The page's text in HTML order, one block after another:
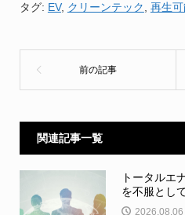
タグ: EV, クリーンテック 再生
関連記事一覧
トータルエ
を不服とし
2026.08.06